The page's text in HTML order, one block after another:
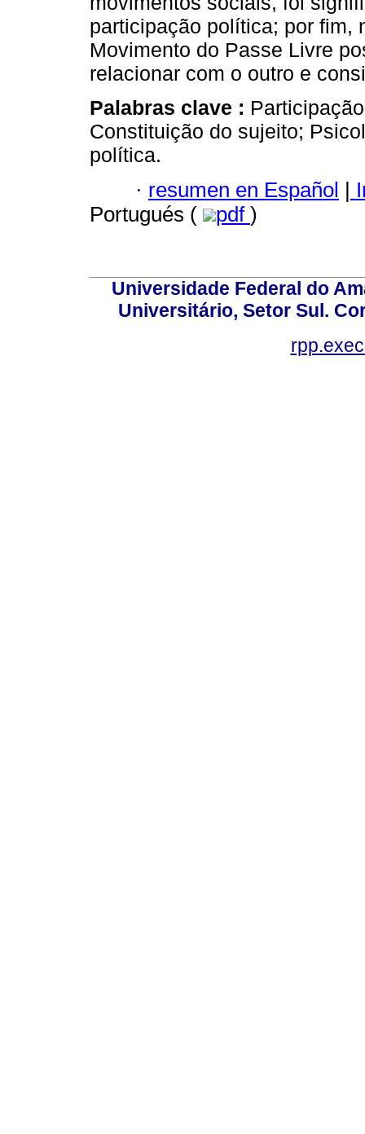
participação política; por fim,
Movimento do Passe Livre
relacionar com o outro e
Palabras clave :
Constituição do sujeito;
política.
· resumen en Español |
Portugués (
pdf )
Universidade Federal do
Universitário, Setor Sul.